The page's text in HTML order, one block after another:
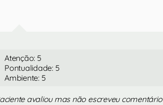
Atenção: 5
Pontualidade: 5
Ambiente: 5
avaliou mas não escreveu comentário